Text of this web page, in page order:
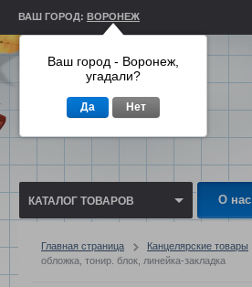
ВАШ ГОРОД: ВОРОНЕЖ
КАТАЛОГ ТОВАРОВ О нас
Главная страница Канцелярские товары
обложка, тонир. блок, линейка-закладка
Ваш город - Воронеж,
угадали?
Да Нет